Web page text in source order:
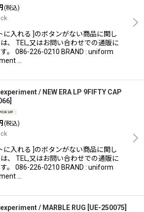
(税込)
に入れる ]のボタンがない商品に関し
、 TEL,又はお問い合わせでの通販に
。 086-226-0210 BRAND : uniform
…
/ NEW ERA LP 9FIFTY CAP
(税込)
に入れる ]のボタンがない商品に関し
、 TEL,又はお問い合わせでの通販に
。 086-226-0210 BRAND : uniform
…
/ MARBLE RUG UE-250075